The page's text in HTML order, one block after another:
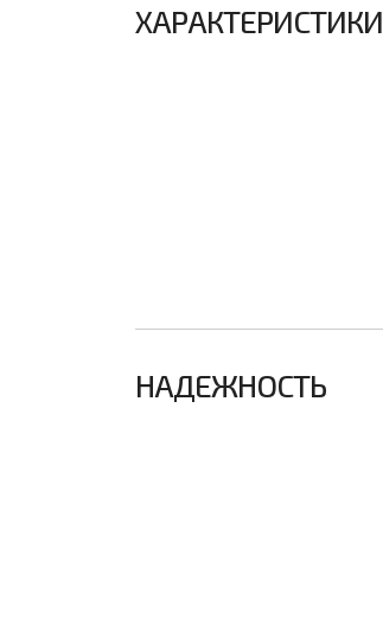
ХАРАКТЕРИСТИКИ
НАДЕЖНОСТЬ